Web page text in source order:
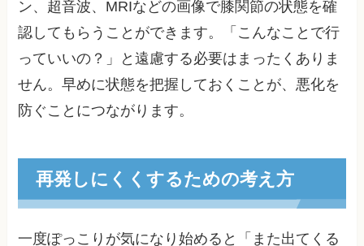
ン、超音波、MRIなどの画像で膝関節の状態を確
認してもらうことができます。「こんなことで行
っていいの？」と遠慮する必要はまったくありま
せん。早めに状態を把握しておくことが、悪化を
防ぐことにつながります。
再発しにくくするための考え方
一度ぽっこりが気になり始めると「また出てくる